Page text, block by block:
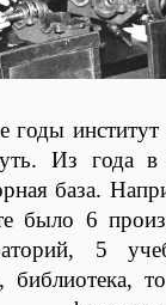
Из года в
база.
было 6
5
библиотека,